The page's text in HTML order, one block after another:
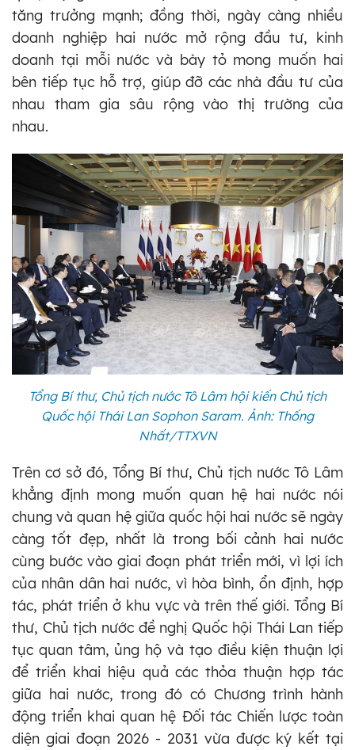
tăng trưởng mạnh; đồng thời, ngày càng nhiều
doanh nghiệp hai nước mở rộng đầu tư, kinh
doanh tại mỗi nước và bày tỏ mong muốn hai
bên tiếp tục hỗ trợ, giúp đỡ các nhà đầu tư của
nhau tham gia sâu rộng vào thị trường của
nhau.
Tổng Bí thư, Chủ tịch nước Tô Lâm hội kiến Chủ tịch
Quốc hội Thái Lan Sophon Saram. Ảnh: Thống
Nhất/TTXVN
Trên cơ sở đó, Tổng Bí thư, Chủ tịch nước Tô Lâm
khẳng định mong muốn quan hệ hai nước nói
chung và quan hệ giữa quốc hội hai nước sẽ ngày
càng tốt đẹp, nhất là trong bối cảnh hai nước
cùng bước vào giai đoạn phát triển mới, vì lợi ích
của nhân dân hai nước, vì hòa bình, ổn định, hợp
tác, phát triển ở khu vực và trên thế giới. Tổng Bí
thư, Chủ tịch nước đề nghị Quốc hội Thái Lan tiếp
tục quan tâm, ủng hộ và tạo điều kiện thuận lợi
để triển khai hiệu quả các thỏa thuận hợp tác
giữa hai nước, trong đó có Chương trình hành
động triển khai quan hệ Đối tác Chiến lược toàn
diện giai đoạn 2026 - 2031 vừa được ký kết tại